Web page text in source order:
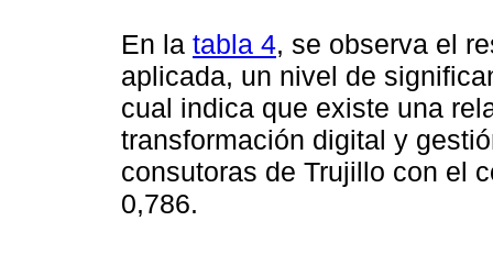
En la tabla 4, se observa el
aplicada, un nivel de
cual indica que existe una
transformación digital y
consutoras de Trujillo con el
0,786.